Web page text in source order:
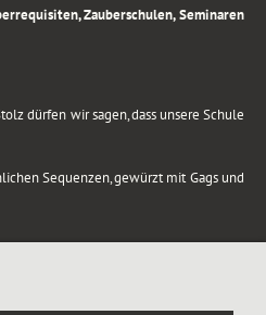
Zauberschulen, Seminaren
dürfen wir sagen, dass unsere Schule
Sequenzen, gewürzt mit Gags und